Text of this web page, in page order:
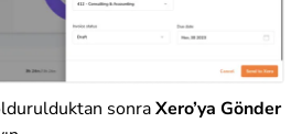
sonraXero’ya Gönder